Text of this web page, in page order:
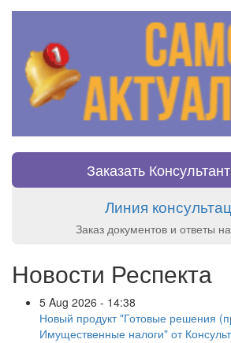
Заказать
Линия
Заказ документов и ответы
Новости Респекта
5 Aug 2026 - 14:38
Новый продукт "Готовые решения
Имущественные налоги" от